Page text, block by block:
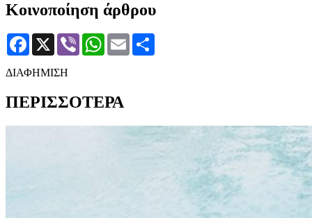
Κοινοποίηση άρθρου
Facebook
X Viber WhatsApp
Email
ΔΙΑΦΗΜΙΣΗ
ΠΕΡΙΣΣΟΤΕΡΑ